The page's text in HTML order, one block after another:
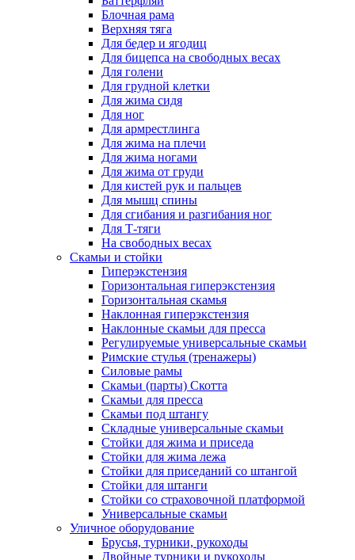
Блочная рама
Верхняя тяга
Для бедер и ягодиц
Для бицепса на свободных весах
Для голени
Для грудной клетки
Для жима сидя
Для ног
Для армрестлинга
Для жима на плечи
Для жима ногами
Для жима от груди
Для кистей рук и пальцев
Для мышц спины
Для сгибания и разгибания ног
Для Т-тяги
На свободных весах
Скамьи и стойки
Гиперэкстензия
Горизонтальная гиперэкстензия
Горизонтальная скамья
Наклонная гиперэкстензия
Наклонные скамьи для пресса
Регулируемые универсальные скамьи
Римские стулья (тренажеры)
Силовые рамы
Скамьи (парты) Скотта
Скамьи для пресса
Скамьи под штангу
Складные универсальные скамьи
Стойки для жима и приседа
Стойки для жима лежа
Стойки для приседаний со штангой
Стойки для штанги
Стойки со страховочной платформой
Универсальные скамьи
Уличное оборудование
Брусья, турники, рукоходы
Двойные турники и рукоходы